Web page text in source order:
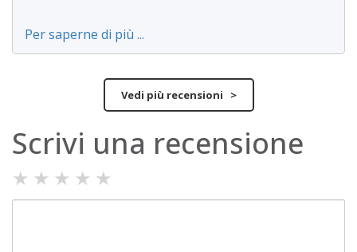
Per saperne di più ...
Vedi più recensioni >
Scrivi una recensione
★ ★ ★ ★ ★